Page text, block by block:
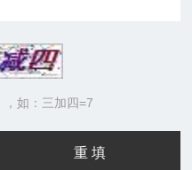
如：三加四=7